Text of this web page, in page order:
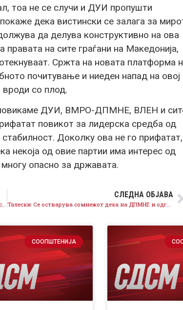
тоа не се случи и ДУИ пропушти
дека вистински се залага за
да делува конструктивно на ова
на сите граѓани на Македонија,
Сржта на новата платформа
почитување и ниеден напад на овој
вроди со плод.
повикаме ДУИ, ВМРО-ДПМНЕ, ВЛЕН и
повикот за лидерска средба од
Доколку ова не го прифатат,
некоја од овие партии има интерес од
опасно за државата.
СЛЕДНА ОБЈАВА
СООПШТЕНИЈА